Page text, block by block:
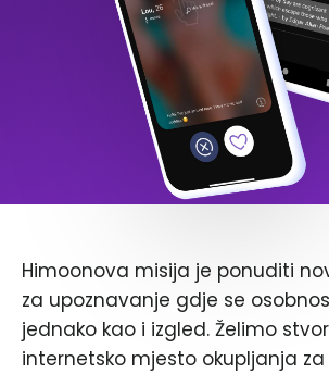
Himoonova misija je ponuditi
za upoznavanje gdje se
jednako kao i izgled. Želimo
internetsko mjesto okupljanja za